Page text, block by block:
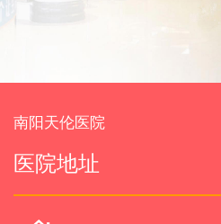
南阳天伦医院
医院地址